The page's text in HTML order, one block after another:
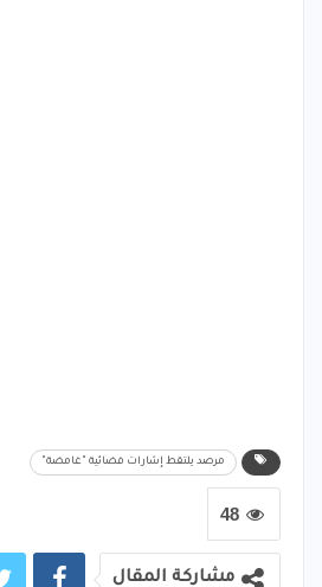
مرصد يلتقط إشارات فضائية "غامضة"
48
مشاركة المقال